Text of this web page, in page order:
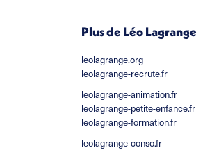
Plus de Léo Lagrange
leolagrange.org
leolagrange-recrute.fr
leolagrange-animation.fr
leolagrange-petite-enfance.fr
leolagrange-formation.fr
leolagrange-conso.fr